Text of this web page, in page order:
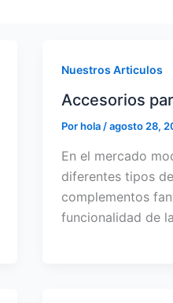
Nuestros Articulos
Accesorios
Porhola /agosto 28,
En el mercado
diferentes tipos
complementos
funcionalidad de